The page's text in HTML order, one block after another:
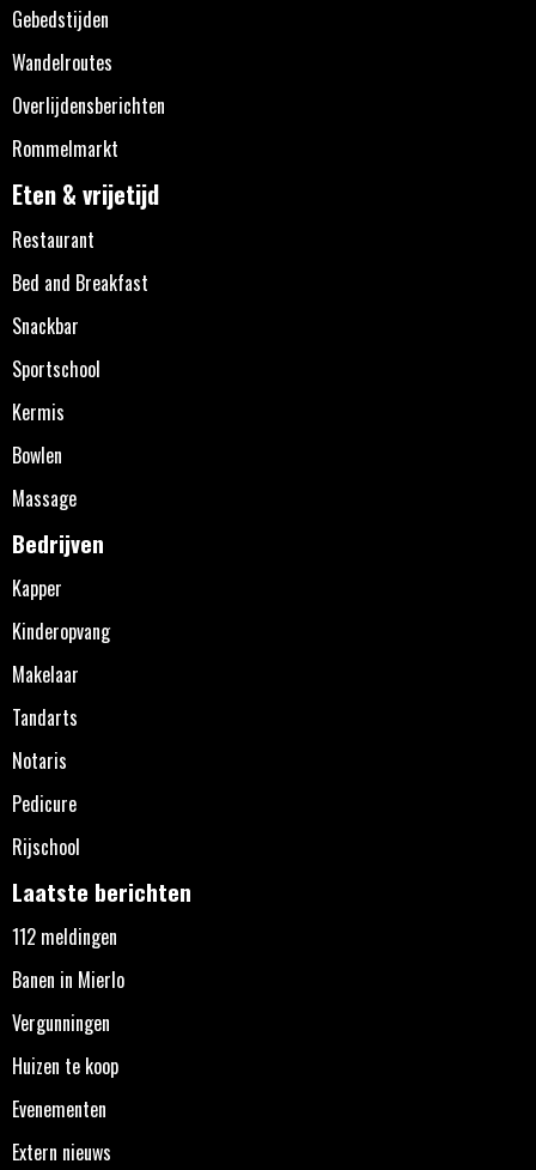
Gebedstijden
Wandelroutes
Overlijdensberichten
Rommelmarkt
Eten & vrijetijd
Restaurant
Bed and Breakfast
Snackbar
Sportschool
Kermis
Bowlen
Massage
Bedrijven
Kapper
Kinderopvang
Makelaar
Tandarts
Notaris
Pedicure
Rijschool
Laatste berichten
112 meldingen
Banen in Mierlo
Vergunningen
Huizen te koop
Evenementen
Extern nieuws